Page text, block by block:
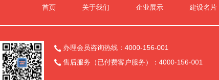
首页 关于我们 企业展示 建设名片
 办理会员咨询热线：4000-156-001
 售后服务（已付费客户服务）：4000-156-001